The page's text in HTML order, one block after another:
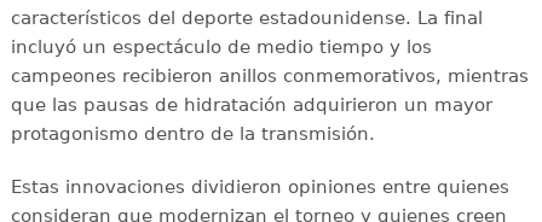
característicos del deporte estadounidense. La final
incluyó un espectáculo de medio tiempo y los
campeones recibieron anillos conmemorativos, mientras
que las pausas de hidratación adquirieron un mayor
protagonismo dentro de la transmisión.
Estas innovaciones dividieron opiniones entre quienes
consideran que modernizan el torneo y quienes creen